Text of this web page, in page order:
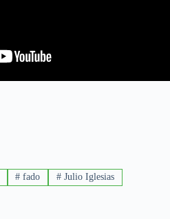
# fado # Julio Iglesias